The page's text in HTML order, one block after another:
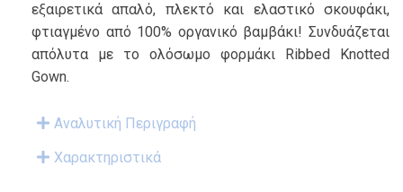
εξαιρετικά απαλό, πλεκτό και ελαστικό σκουφάκι,
φτιαγμένο από 100% οργανικό βαμβάκι! Συνδυάζεται
απόλυτα με το ολόσωμο φορμάκι Ribbed Knotted
Gown.
Αναλυτική Περιγραφή
Χαρακτηριστικά